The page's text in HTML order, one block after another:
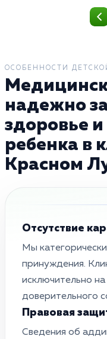
ОСОБЕННОСТИ
надежно
здоровье
ребенка в
Красном
Отсутствие
Мы
принуждения.
исключительно
доверительного
Правовая
Сведения об